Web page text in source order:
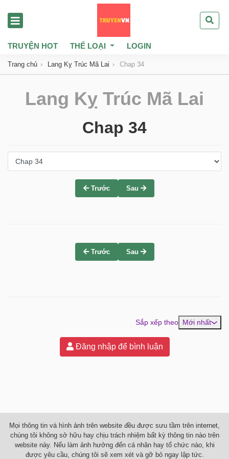
TRUYỆN HOT THỂ LOẠI LOGIN
Trang chủ Lang Kỵ Trúc Mã Lai Chap 34
Lang Kỵ Trúc Mã Lai
Chap 34
Trước Sau
Trước Sau
Sắp xếp theo Mới nhất
Đăng nhập để bình luận
Mọi thông tin và hình ảnh trên website đều được sưu tầm trên internet,
chúng tôi không sở hữu hay chịu trách nhiệm bất kỳ thông tin nào trên
website này. Nếu làm ảnh hưởng đến cá nhân hay tổ chức nào, khi
được yêu cầu, chúng tôi sẽ xem xét và gỡ bỏ ngay lập tức.